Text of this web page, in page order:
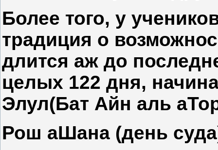
Более того, у
традиция о
длится аж до
целых 122 дня,
Элул(Бат Айн аль
Рош аШана (день